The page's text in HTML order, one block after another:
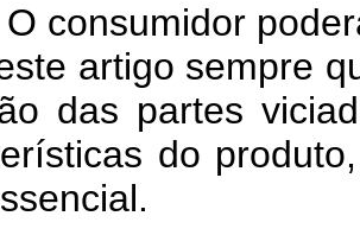
O consumidor
artigo sempre
das partes
do